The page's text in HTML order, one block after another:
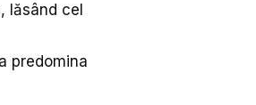
lăsând cel
predomina